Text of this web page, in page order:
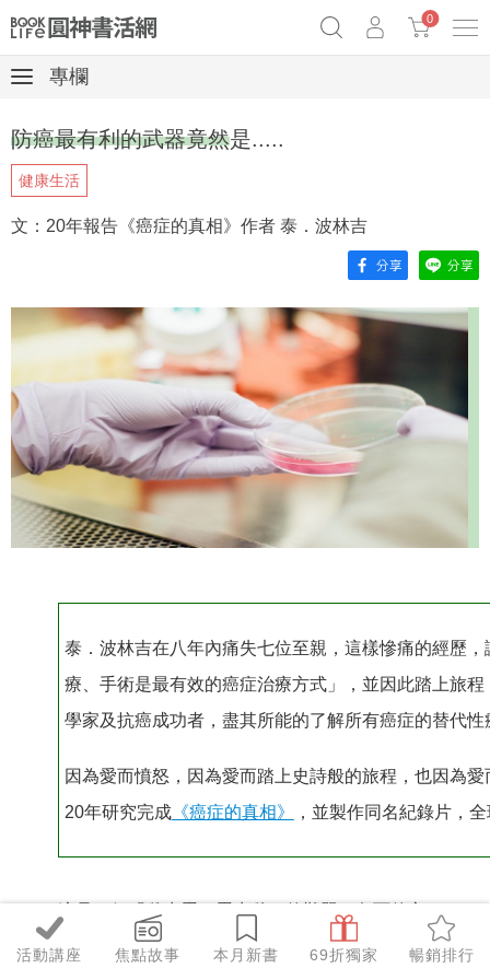
Netflix話題章魚小說！
0
活動講座 焦點故事 本月新書 69折獨家 暢銷排行
專欄
防癌最有利的武器竟然是.....
健康生活
文：20年報告《癌症的真相》作者 泰．波林吉
泰．波林吉在八年內痛失七位至親， 這樣慘痛的經歷
療、手術是最有效的癌症治療方式」，並因此踏上旅
學家及抗癌成功者，盡其所能的了解所有癌症的替代
因為愛而憤怒，因為愛而踏上史詩般的旅程，也因為
20年研究完成《癌症的真相》 ，並製作同名紀錄片，
這是一個「雞生蛋，蛋生雞」的難題，負面的心
理狀態真的該為身體疾病負責嗎？還是先前早已